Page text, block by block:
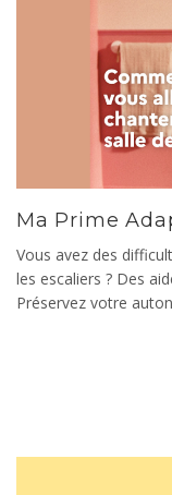
Ma Prime
Vous avez des
les escaliers ? Des
Préservez votre